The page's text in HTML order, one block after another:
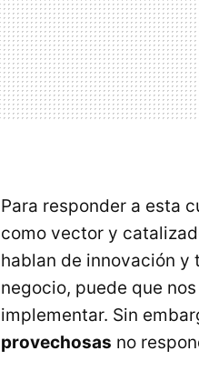
Para responder a esta
como vector y
hablan de innovación
negocio, puede que
implementar. Sin
provechosas no